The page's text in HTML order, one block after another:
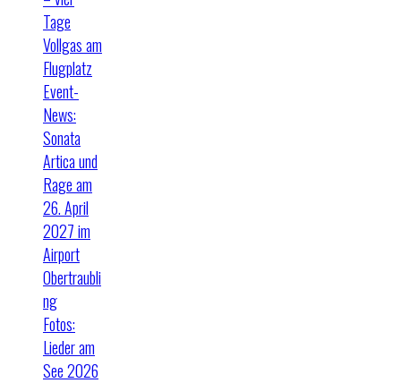
Tage
Vollgas am
Flugplatz
Event-
News:
Sonata
Artica und
Rage am
26. April
2027 im
Airport
Obertraubli
ng
Fotos:
Lieder am
See 2026